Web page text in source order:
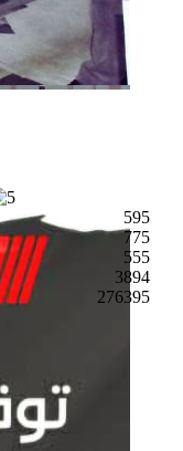
595
775
555
3894
276395